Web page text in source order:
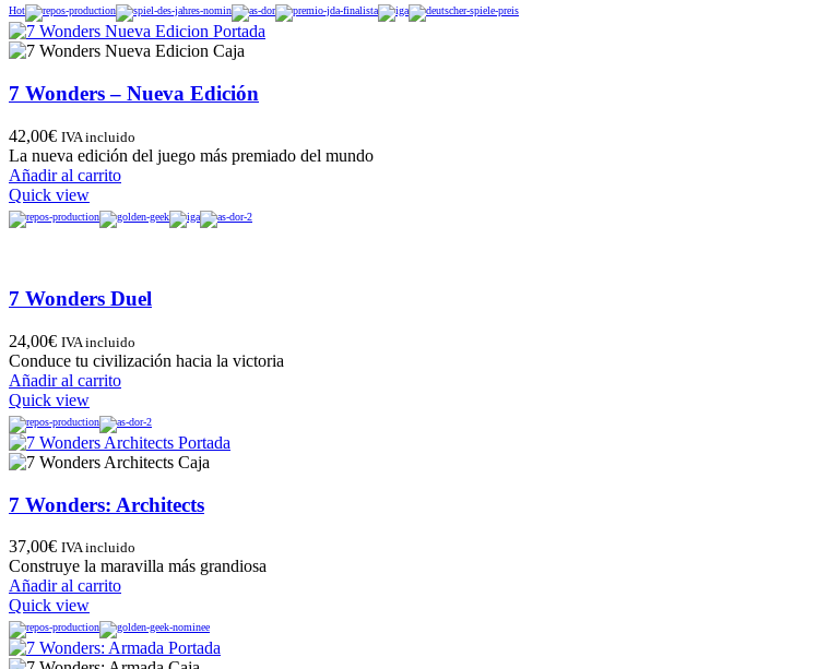
Hot
7 Wonders – Nueva Edición
42,00€ IVA incluido
La nueva edición del juego más premiado del mundo
Añadir al carrito
Quick view
7 Wonders Duel
24,00€ IVA incluido
Conduce tu civilización hacia la victoria
Añadir al carrito
Quick view
7 Wonders: Architects
37,00€ IVA incluido
Construye la maravilla más grandiosa
Añadir al carrito
Quick view